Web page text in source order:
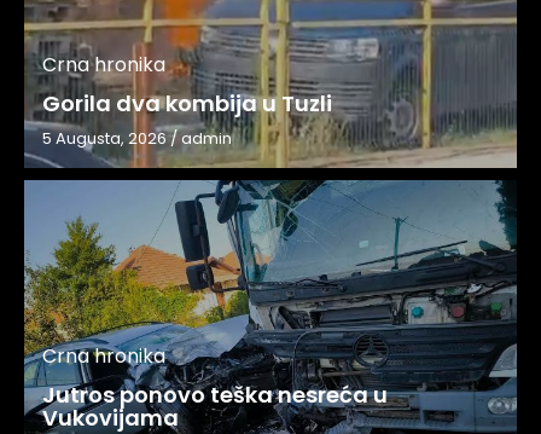
Crna hronika
Gorila dva kombija u Tuzli
5 Augusta, 2026/admin
Crna hronika
Jutros ponovo teška nesreća u
Vukovijama